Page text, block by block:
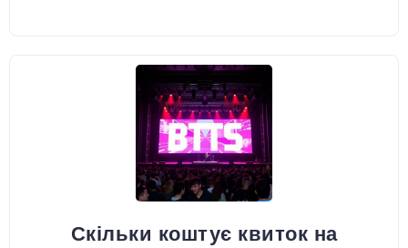
Скільки коштує квиток на